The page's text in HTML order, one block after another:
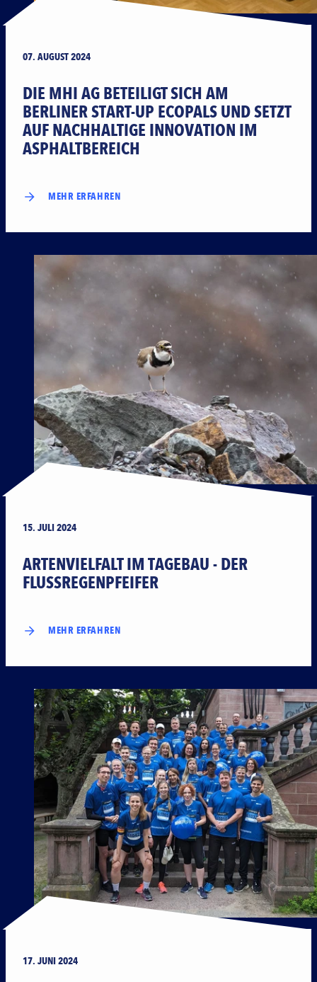
07. AUGUST 2024
DIE MHI AG BETEILIGT SICH AM
BERLINER START-UP ECOPALS UND SETZT
AUF NACHHALTIGE INNOVATION IM
ASPHALTBEREICH
MEHR ERFAHREN
15. JULI 2024
ARTENVIELFALT IM TAGEBAU - DER
FLUSSREGENPFEIFER
MEHR ERFAHREN
17. JUNI 2024